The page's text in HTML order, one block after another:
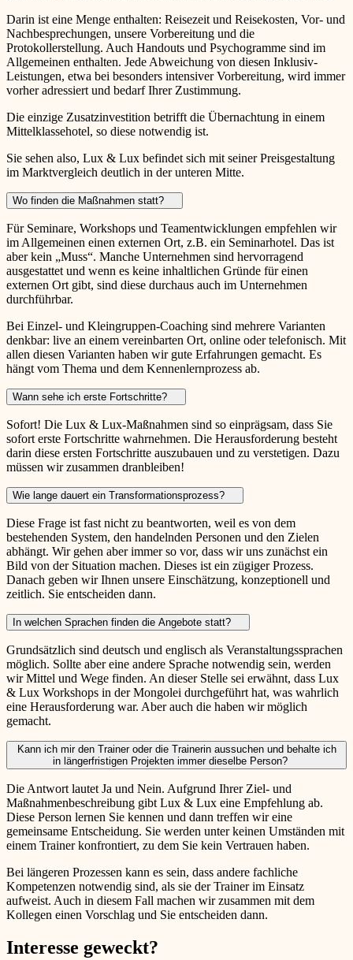
Darin ist eine Menge enthalten: Reisezeit und Reisekosten, Vor- und
Nachbesprechungen, unsere Vorbereitung und die
Protokollerstellung. Auch Handouts und Psychogramme sind im
Allgemeinen enthalten. Jede Abweichung von diesen Inklusiv-
Leistungen, etwa bei besonders intensiver Vorbereitung, wird immer
vorher adressiert und bedarf Ihrer Zustimmung.
Die einzige Zusatzinvestition betrifft die Übernachtung in einem
Mittelklassehotel, so diese notwendig ist.
Sie sehen also, Lux & Lux befindet sich mit seiner Preisgestaltung
im Marktvergleich deutlich in der unteren Mitte.
Wo finden die Maßnahmen statt?
Für Seminare, Workshops und Teamentwicklungen empfehlen wir
im Allgemeinen einen externen Ort, z.B. ein Seminarhotel. Das ist
aber kein „Muss“. Manche Unternehmen sind hervorragend
ausgestattet und wenn es keine inhaltlichen Gründe für einen
externen Ort gibt, sind diese durchaus auch im Unternehmen
durchführbar.
Bei Einzel- und Kleingruppen-Coaching sind mehrere Varianten
denkbar: live an einem vereinbarten Ort, online oder telefonisch. Mit
allen diesen Varianten haben wir gute Erfahrungen gemacht. Es
hängt vom Thema und dem Kennenlernprozess ab.
Wann sehe ich erste Fortschritte?
Sofort! Die Lux & Lux-Maßnahmen sind so einprägsam, dass Sie
sofort erste Fortschritte wahrnehmen. Die Herausforderung besteht
darin diese ersten Fortschritte auszubauen und zu verstetigen. Dazu
müssen wir zusammen dranbleiben!
Wie lange dauert ein Transformationsprozess?
Diese Frage ist fast nicht zu beantworten, weil es von dem
bestehenden System, den handelnden Personen und den Zielen
abhängt. Wir gehen aber immer so vor, dass wir uns zunächst ein
Bild von der Situation machen. Dieses ist ein zügiger Prozess.
Danach geben wir Ihnen unsere Einschätzung, konzeptionell und
zeitlich. Sie entscheiden dann.
In welchen Sprachen finden die Angebote statt?
Grundsätzlich sind deutsch und englisch als Veranstaltungssprachen
möglich. Sollte aber eine andere Sprache notwendig sein, werden
wir Mittel und Wege finden. An dieser Stelle sei erwähnt, dass Lux
& Lux Workshops in der Mongolei durchgeführt hat, was wahrlich
eine Herausforderung war. Aber auch die haben wir möglich
gemacht.
Kann ich mir den Trainer oder die Trainerin aussuchen und behalte ich
in längerfristigen Projekten immer dieselbe Person?
Die Antwort lautet Ja und Nein. Aufgrund Ihrer Ziel- und
Maßnahmenbeschreibung gibt Lux & Lux eine Empfehlung ab.
Diese Person lernen Sie kennen und dann treffen wir eine
gemeinsame Entscheidung. Sie werden unter keinen Umständen mit
einem Trainer konfrontiert, zu dem Sie kein Vertrauen haben.
Bei längeren Prozessen kann es sein, dass andere fachliche
Kompetenzen notwendig sind, als sie der Trainer im Einsatz
aufweist. Auch in diesem Fall machen wir zusammen mit dem
Kollegen einen Vorschlag und Sie entscheiden dann.
Interesse geweckt?